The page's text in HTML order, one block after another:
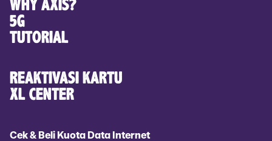
WHY AXIS?
5G
TUTORIAL
REAKTIVASI KARTU
XL CENTER
Cek & Beli Kuota Data Internet